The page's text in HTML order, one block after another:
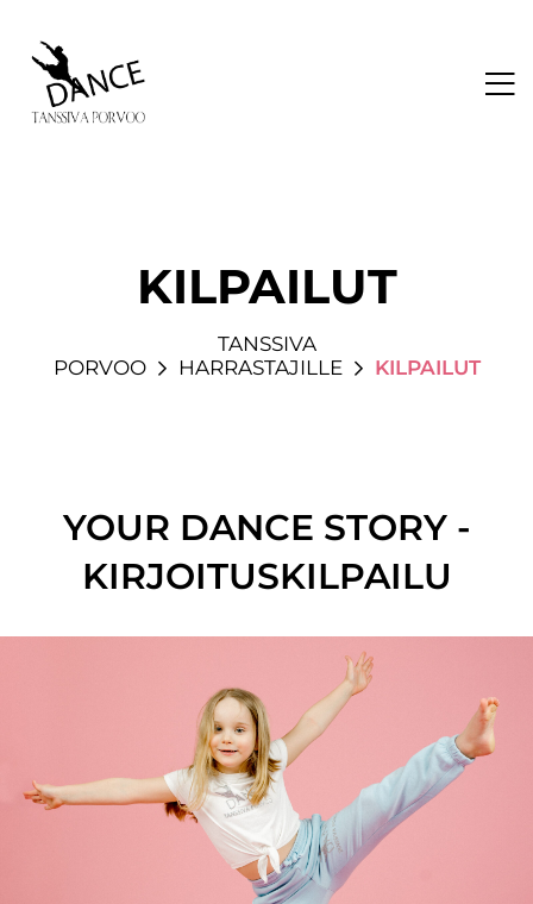
KILPAILUT
TANSSIVA
PORVOO
HARRASTAJILLE KILPAILUT
YOUR DANCE STORY -
KIRJOITUSKILPAILU